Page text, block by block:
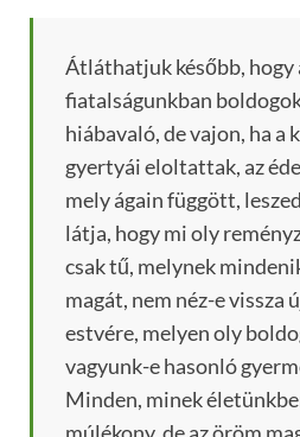
Átláthatjuk később, hogy
fiatalságunkban
hiábavaló, de vajon, ha a
gyertyái eloltattak, az
mely ágain függött,
látja, hogy mi oly
csak tű, melynek
magát, nem néz-e vissza
estvére, melyen oly
vagyunk-e hasonló
Minden, minek